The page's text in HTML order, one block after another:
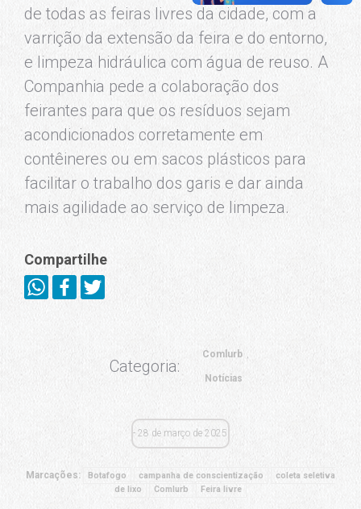
de todas as feiras livres da cidade, com a
varrição da extensão da feira e do entorno,
e limpeza hidráulica com água de reuso. A
Companhia pede a colaboração dos
feirantes para que os resíduos sejam
acondicionados corretamente em
contêineres ou em sacos plásticos para
facilitar o trabalho dos garis e dar ainda
mais agilidade ao serviço de limpeza.
Compartilhe
Categoria:
Comlurb
Notícias
28 de março de 2025
Marcações: Botafogo campanha de conscientização
coleta seletiva
de lixo
Comlurb Feira livre